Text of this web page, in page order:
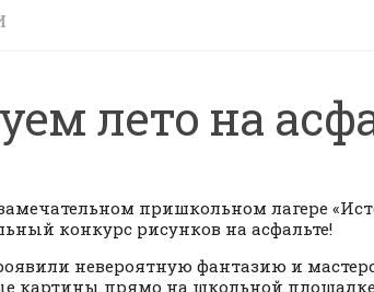
лето на
пришкольном лагере
конкурс рисунков на асфальте!
невероятную фантазию и
картины прямо на школьной